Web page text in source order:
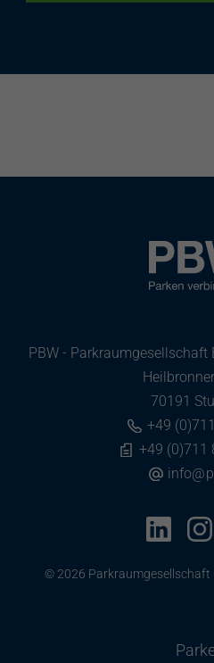
PBW -
70191
+49
+49 (0)711
info@
© 2026 Parkraumgesellschaft